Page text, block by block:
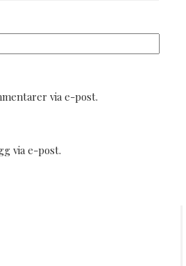
via e-post.
via e-post.